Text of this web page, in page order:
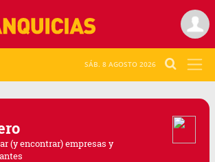
SÁB. 8 AGOSTO 2026
(y encontrar) empresas y